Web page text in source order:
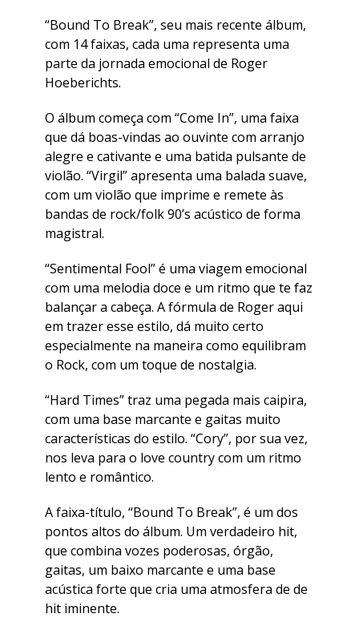
“Bound To Break”, seu mais recente álbum,
com 14 faixas, cada uma representa uma
parte da jornada emocional de Roger
Hoeberichts.
O álbum começa com “Come In”, uma faixa
que dá boas-vindas ao ouvinte com arranjo
alegre e cativante e uma batida pulsante de
violão. “Virgil” apresenta uma balada suave,
com um violão que imprime e remete às
bandas de rock/folk 90’s acústico de forma
magistral.
“Sentimental Fool” é uma viagem emocional
com uma melodia doce e um ritmo que te faz
balançar a cabeça. A fórmula de Roger aqui
em trazer esse estilo, dá muito certo
especialmente na maneira como equilibram
o Rock, com um toque de nostalgia.
“Hard Times” traz uma pegada mais caipira,
com uma base marcante e gaitas muito
características do estilo. “Cory”, por sua vez,
nos leva para o love country com um ritmo
lento e romântico.
A faixa-título, “Bound To Break”, é um dos
pontos altos do álbum. Um verdadeiro hit,
que combina vozes poderosas, órgão,
gaitas, um baixo marcante e uma base
acústica forte que cria uma atmosfera de de
hit iminente.